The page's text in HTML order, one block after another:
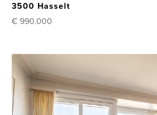
3500 Hasselt
€ 990.000